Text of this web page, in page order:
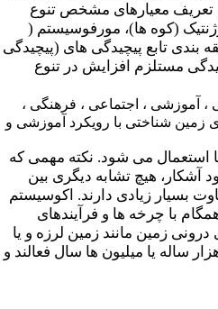
تعریف معیارهای مشخص تنوع
(کوه ها)، مورفوسیستم (
بندی تابع پیچیدگی های (پیچیدگی
مستلزم افزایش در تنوع
، آموزشی ، اجتماعی ، فرهنگی ،
زمین شناختی با رویکرد آموزشی و
استعمال می شود. نکته مهمی که
آشکار، هیچ تشابه دیگری بین
بسیار زیادی دارند. اکوسیستم
موازی و یا همگام با چرخه ها و فرآیندهای
زمین مانند زمین لرزه و یا
ساله یا میلیون ها سال فعالند و